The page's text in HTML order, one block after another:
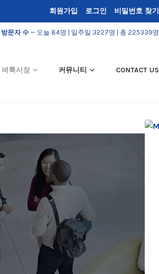
회원가입 로그인 비밀번호 찾기
방문자 수 — 오늘 84명 | 일주일 3227명 | 총 225339명
벼룩시장 커뮤니티 CONTACT US